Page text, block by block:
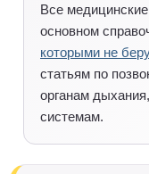
Все
основном
которыми не
статьям по
органам
системам.